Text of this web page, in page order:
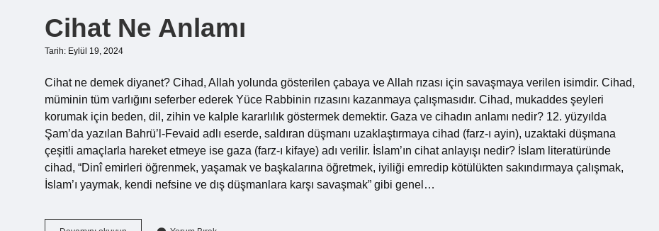
Cihat Ne Anlamı
Tarih: Eylül 19, 2024
Cihat ne demek diyanet? Cihad, Allah yolunda gösterilen çabaya ve Allah rızası için savaşmaya verilen isimdir. Cihad,
müminin tüm varlığını seferber ederek Yüce Rabbinin rızasını kazanmaya çalışmasıdır. Cihad, mukaddes şeyleri
korumak için beden, dil, zihin ve kalple kararlılık göstermek demektir. Gaza ve cihadın anlamı nedir? 12. yüzyılda
Şam’da yazılan Bahrü’l-Fevaid adlı eserde, saldıran düşmanı uzaklaştırmaya cihad (farz-ı ayin), uzaktaki düşmana
çeşitli amaçlarla hareket etmeye ise gaza (farz-ı kifaye) adı verilir. İslam’ın cihat anlayışı nedir? İslam literatüründe
cihad, “Dinî emirleri öğrenmek, yaşamak ve başkalarına öğretmek, iyiliği emredip kötülükten sakındırmaya çalışmak,
İslam’ı yaymak, kendi nefsine ve dış düşmanlara karşı savaşmak” gibi genel…